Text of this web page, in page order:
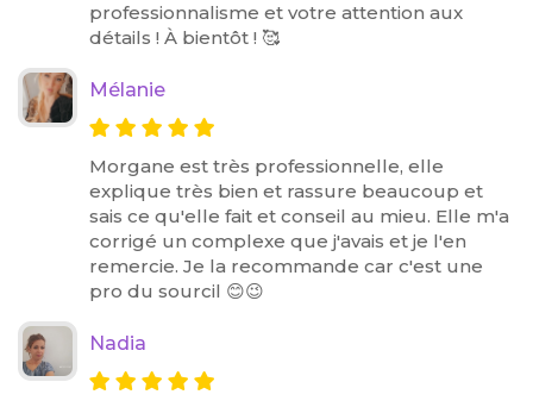
professionnalisme et votre attention aux
détails ! À bientôt ! 🥰
Mélanie
Morgane est très professionnelle, elle
explique très bien et rassure beaucoup et
sais ce qu'elle fait et conseil au mieu. Elle m'a
corrigé un complexe que j'avais et je l'en
remercie. Je la recommande car c'est une
pro du sourcil 😊😉
Nadia